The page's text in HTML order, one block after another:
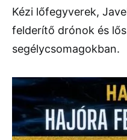
Kézi lőfegyverek,
felderítő drónok és
segélycsomagokban.